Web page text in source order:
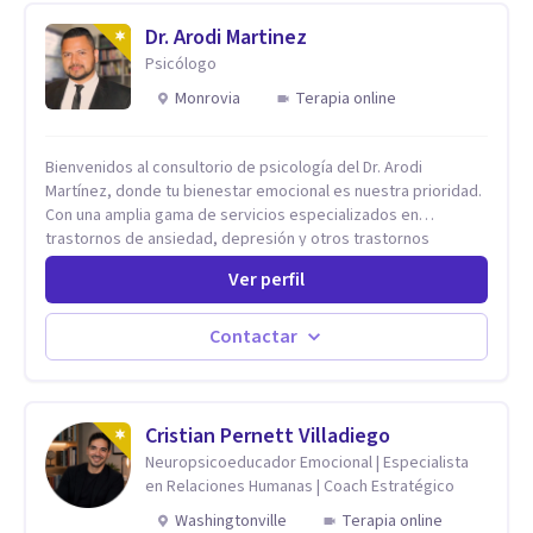
Dr. Arodi Martinez
Psicólogo
Monrovia
Terapia online
Bienvenidos al consultorio de psicología del Dr. Arodi
Martínez, donde tu bienestar emocional es nuestra prioridad.
Con una amplia gama de servicios especializados en
trastornos de ansiedad, depresión y otros trastornos
emocionales, estamos dedicados a ofrecerte el mejor
tratamiento para mejorar tu salud mental. En nuestro
consultorio, ofrecemos una variedad de terapias y
tratamientos diseñados para satisfacer tus necesidades
específicas: Terapia para Trastornos de Ansiedad y
para ayudarte a recuperar tu bienestar emocional. Terapia
Individual, de Pareja y Familiar: Trabajamos contigo y tus
seres queridos para fortalecer las relaciones y mejorar la
dinámica familiar. Evaluaciones Psicológicas y Terapias
Especializadas: Terapia cognitivo-conductual Terapia de
Ver perfil
Contactar
Cristian Pernett Villadiego
Neuropsicoeducador Emocional | Especialista
en Relaciones Humanas | Coach Estratégico
Washingtonville
Terapia online